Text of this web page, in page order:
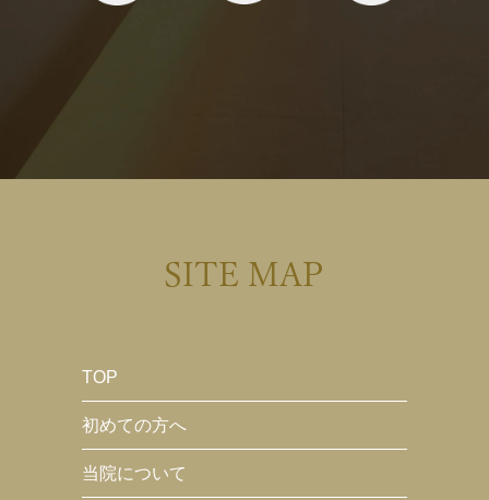
SITE MAP
TOP
初めての方へ
当院について